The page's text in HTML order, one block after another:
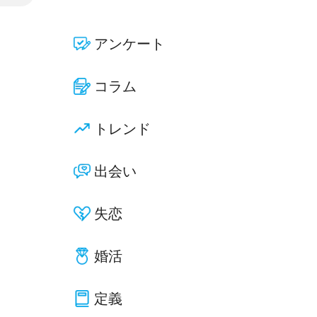
アンケート
コラム
トレンド
出会い
失恋
婚活
定義